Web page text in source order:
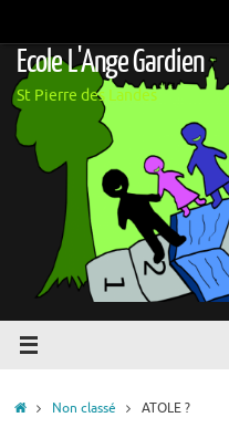
contenu
Ecole L'Ange Gardien
St Pierre des Landes
AccueilNon classé ATOLE ?